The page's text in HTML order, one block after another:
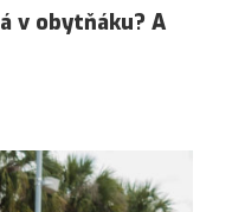
v obytňáku? A